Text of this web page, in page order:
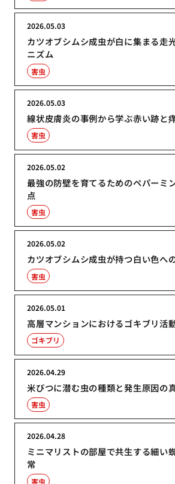
カツオブシムシ成虫が白に集まる走
ニズム
2026.05.03
害虫
線状皮膚炎の事例から学ぶ赤い跡と
2026.05.03
害虫
最強の防壁を育てるためのペパーミ
点
2026.05.02
害虫
カツオブシムシ成虫が持つ白い色へ
2026.05.02
害虫
高層マンションにおけるゴキブリ活
2026.05.01
ゴキブリ
米びつに潜む虫の種類と発生原因の
2026.04.29
害虫
ミニマリストの部屋で共生する細い
常
2026.04.28
害虫